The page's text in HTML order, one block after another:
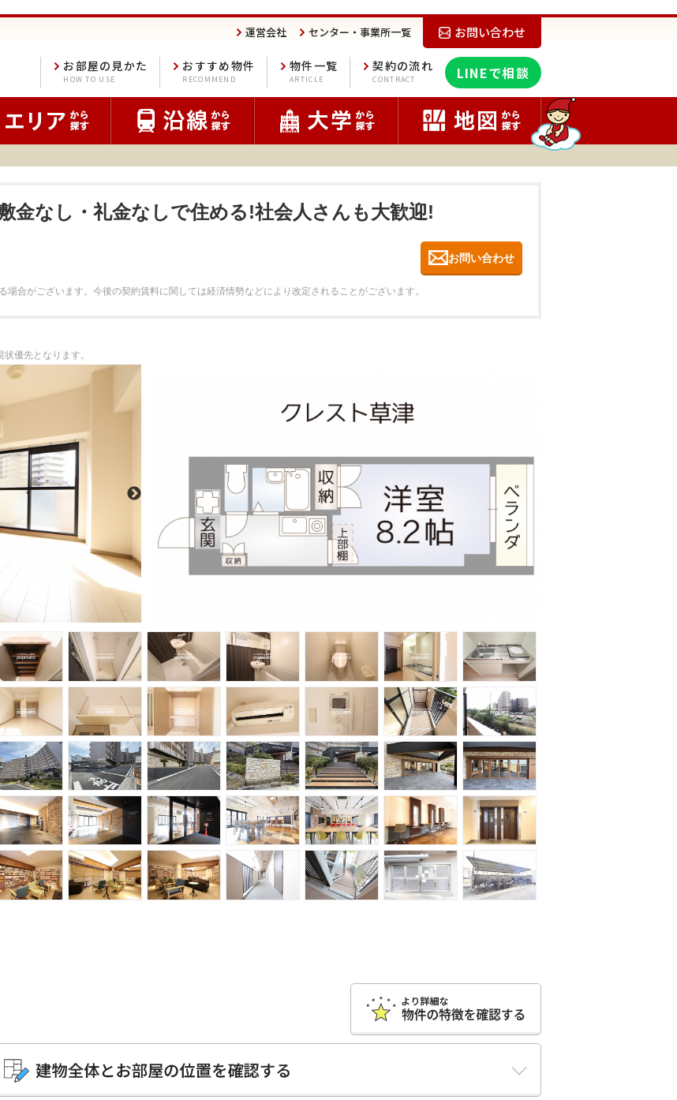
お問い合わせ
センター・事業所一覧
運営会社
LINEで相談
契約の流れ
CONTRACT
物件一覧
ARTICLE
おすすめ物件
RECOMMEND
お部屋の見かた
HOW TO USE
金なし・礼金なしで住める!社会人さんも大歓迎!
お問い合わせ
場合がございます。 今後の契約賃料に関しては経済情勢などにより改定されることがございます。
優先となります。